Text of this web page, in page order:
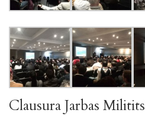
Clausura Jarbas